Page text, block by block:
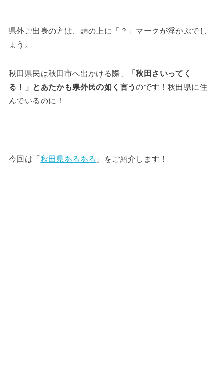
県外ご出身の方は、頭の上に「？」マークが浮かぶでし
ょう。
秋田県民は秋田市へ出かける際、
「秋田さいってく
る！」とあたかも県外民の如く言うのです！秋田県に住
んでいるのに！
今回は「 秋田県あるある 」をご紹介します！